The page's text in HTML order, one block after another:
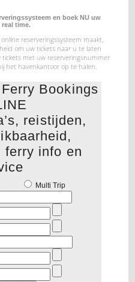
en boek NU uw
time.
reserveringssysteem maakt,
om uw tickets naar u te laten
met uw reserveringsnummer
het havenkantoor op te halen.
Bookings
reistijden,
info en
Multi Trip